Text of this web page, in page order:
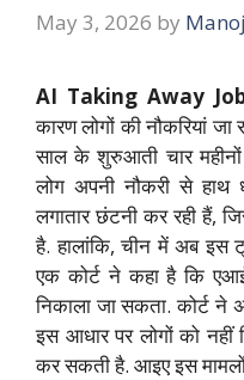
May 3, 2026 by
AI Taking Away
कारण लोगों की नौकरियां
साल के शुरुआती चार
लोग अपनी नौकरी से
लगातार छंटनी कर रही हैं,
है. हालांकि, चीन में अब इस
एक कोर्ट ने कहा है कि
निकाला जा सकता. कोर्ट
इस आधार पर लोगों को
कर सकती है. आइए इस